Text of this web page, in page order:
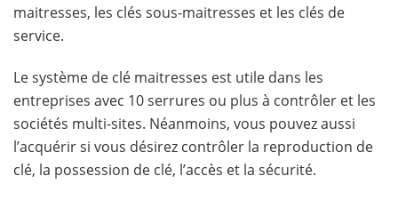
maitresses, les clés sous-maitresses et les clés de
service.
Le système de clé maitresses est utile dans les
entreprises avec 10 serrures ou plus à contrôler et les
sociétés multi-sites. Néanmoins, vous pouvez aussi
l’acquérir si vous désirez contrôler la reproduction de
clé, la possession de clé, l’accès et la sécurité.